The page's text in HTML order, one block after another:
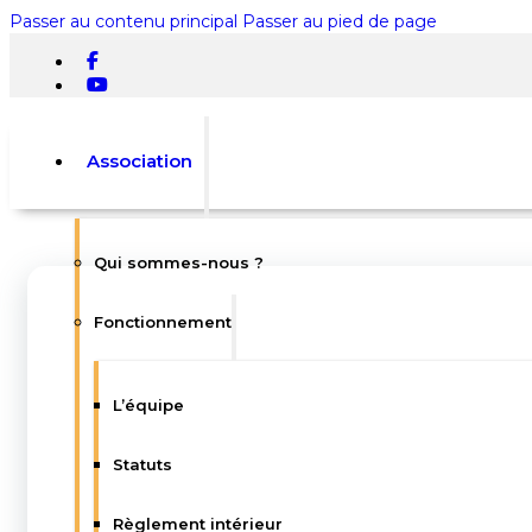
Passer au contenu principal Passer au pied de page
Rechercher
Association
Qui sommes-nous ?
Fonctionnement
L’équipe
Statuts
Règlement intérieur